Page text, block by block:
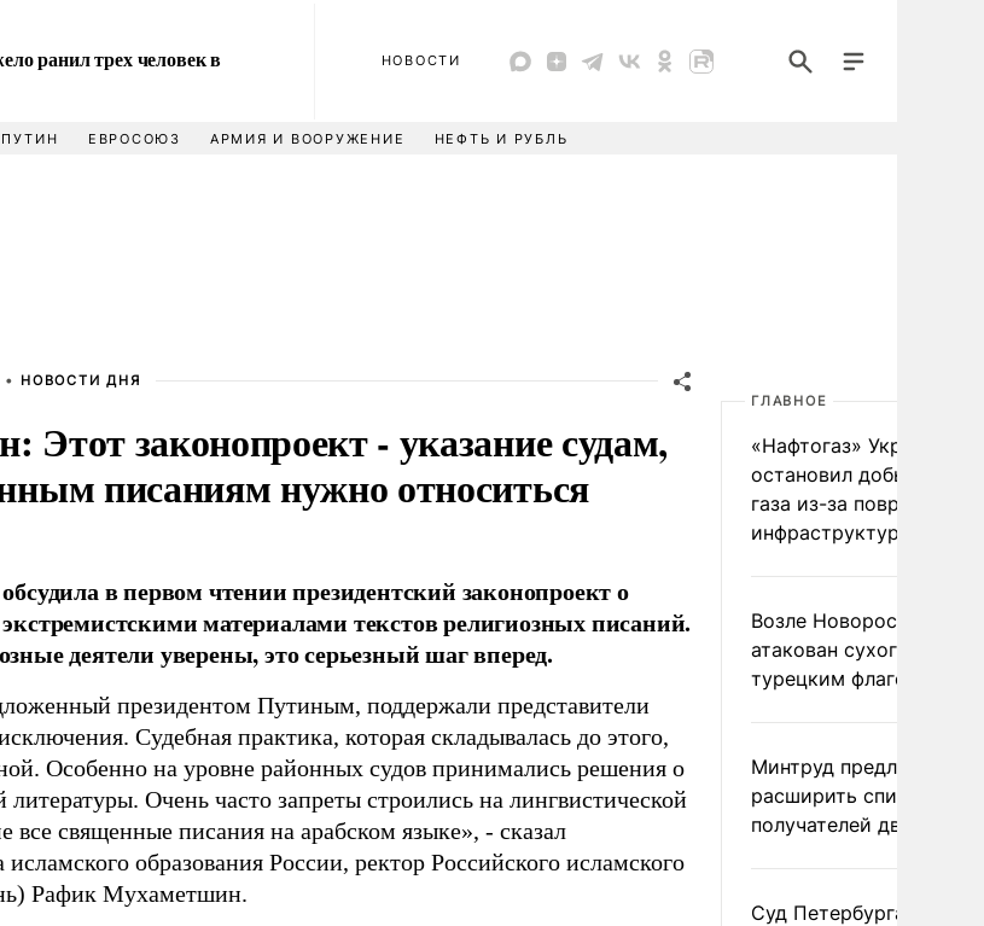
ранил трех человек в
НОВОСТИ
ЕВРОСОЮЗ АРМИЯ И ВООРУЖЕНИЕ НЕФТЬ И РУБЛЬ
НОВОСТИ ДНЯ
законопроект - указание судам,
писаниям нужно относиться
в первом чтении президентский законопроект о
материалами текстов религиозных писаний.
деятели уверены, это серьезный шаг вперед.
президентом Путиным, поддержали представители
Судебная практика, которая складывалась до этого,
Особенно на уровне районных судов принимались решения о
литературы. Очень часто запреты строились на лингвистической
все священные писания на арабском языке», - сказал
исламского образования России, ректор Российского исламского
Рафик Мухаметшин.
ГЛАВНОЕ
«Нафтогаз» Украины
остановил добычу
газа из-за повреждения
инфраструктуры
Возле Новороссийска
атакован сухогруз под
турецким флагом
Минтруд предложил
расширить список
получателей двух
Суд Петербурга заочно